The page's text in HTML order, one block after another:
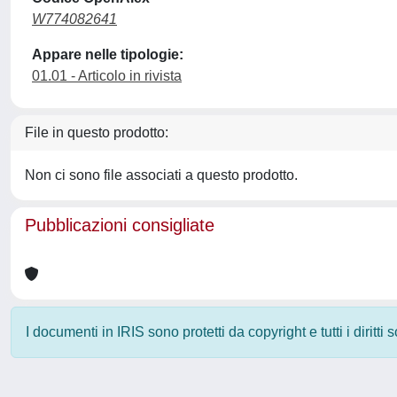
W774082641
Appare nelle tipologie:
01.01 - Articolo in rivista
File in questo prodotto:
Non ci sono file associati a questo prodotto.
Pubblicazioni consigliate
I documenti in IRIS sono protetti da copyright e tutti i diritti